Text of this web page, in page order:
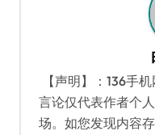
【声明】：136手
言论仅代表作者个
场。如您发现内容